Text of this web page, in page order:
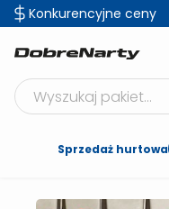
Konkurencyjne ceny
Szukaj produktów
Sprzedaż hurtowa